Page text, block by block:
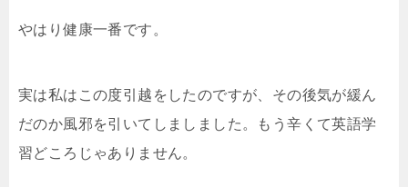
やはり健康一番です。
実は私はこの度引越をしたのですが、その後気が緩ん
だのか風邪を引いてしましました。もう辛くて英語学
習どころじゃありません。